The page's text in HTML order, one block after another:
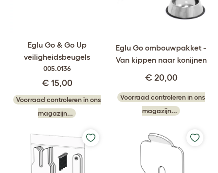
Eglu Go & Go Up
veiligheidsbeugels
005.0136
€ 15,00
Voorraad controleren in ons
magazijn...
Eglu Go ombouwpakket -
Van kippen naar konijnen
€ 20,00
Voorraad controleren in ons
magazijn...